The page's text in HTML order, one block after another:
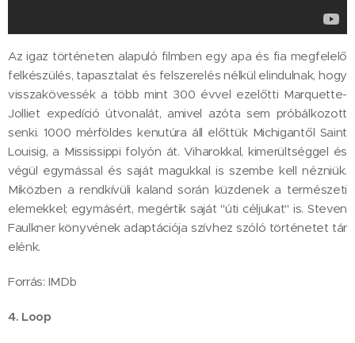
Az igaz történeten alapuló filmben egy apa és fia megfelelő
felkészülés, tapasztalat és felszerelés nélkül elindulnak, hogy
visszakövessék a több mint 300 évvel ezelőtti Marquette-
Jolliet expedíció útvonalát, amivel azóta sem próbálkozott
senki. 1000 mérföldes kenutúra áll előttük Michigantől Saint
Louisig, a Mississippi folyón át. Viharokkal, kimerültséggel és
végül egymással és saját magukkal is szembe kell nézniük.
Miközben a rendkívüli kaland során küzdenek a természeti
elemekkel; egymásért, megértik saját "úti céljukat" is. Steven
Faulkner könyvének adaptációja szívhez szóló történetet tár
elénk.
Forrás: IMDb
4. Loop